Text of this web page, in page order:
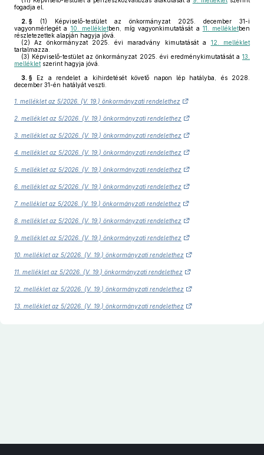
fogadja el.
2. § (1) Képviselő-testület az önkormányzat 2025. december 31-i
vagyonmérlegét a 10. mellékletben, míg vagyonkimutatását a 11. mellékletben
részletezettek alapján hagyja jóvá.
(2) Az önkormányzat 2025. évi maradvány kimutatását a 12. melléklet
tartalmazza.
(3) Képviselő-testület az önkormányzat 2025. évi eredménykimutatását a 13.
melléklet szerint hagyja jóvá.
3. § Ez a rendelet a kihirdetését követő napon lép hatályba, és 2028.
december 31-én hatályát veszti.
1. melléklet az 5/2026. (V. 19.) önkormányzati rendelethez
2. melléklet az 5/2026. (V. 19.) önkormányzati rendelethez
3. melléklet az 5/2026. (V. 19.) önkormányzati rendelethez
4. melléklet az 5/2026. (V. 19.) önkormányzati rendelethez
5. melléklet az 5/2026. (V. 19.) önkormányzati rendelethez
6. melléklet az 5/2026. (V. 19.) önkormányzati rendelethez
7. melléklet az 5/2026. (V. 19.) önkormányzati rendelethez
8. melléklet az 5/2026. (V. 19.) önkormányzati rendelethez
9. melléklet az 5/2026. (V. 19.) önkormányzati rendelethez
10. melléklet az 5/2026. (V. 19.) önkormányzati rendelethez
11. melléklet az 5/2026. (V. 19.) önkormányzati rendelethez
12. melléklet az 5/2026. (V. 19.) önkormányzati rendelethez
13. melléklet az 5/2026. (V. 19.) önkormányzati rendelethez